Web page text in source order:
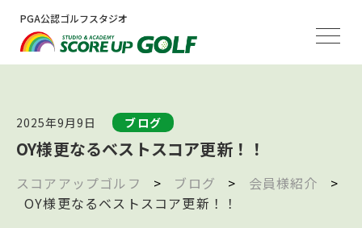
PGA公認ゴルフスタジオ
2025年9月9日 ブログ
OY様更なるベストスコア更新！！
スコアアップゴルフ > ブログ > 会員様紹介
>
OY様更なるベストスコア更新！！